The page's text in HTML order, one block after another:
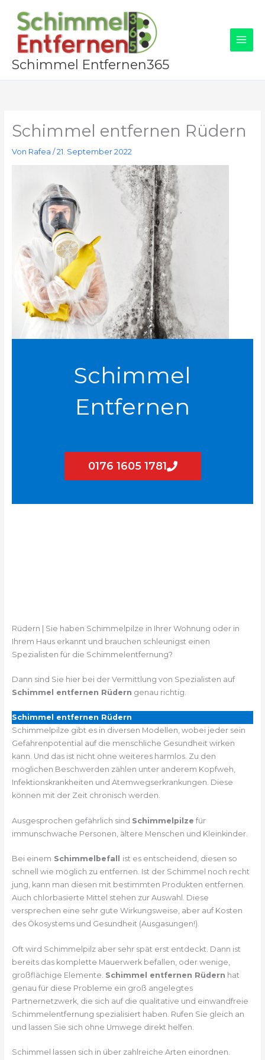
Inhalt
springen
Schimmel Entfernen365
Schimmel entfernen Rüdern
Von Rafea /21. September 2022
Schimmel
Entfernen
0176 1605 1781
Rüdern | Sie haben Schimmelpilze in Ihrer Wohnung oder in
Ihrem Haus erkannt und brauchen schleunigst einen
Spezialisten für die Schimmelentfernung?
Dann sind Sie hier bei der Vermittlung von Spezialisten auf
Schimmel entfernen Rüdern genau richtig.
Schimmel entfernen Rüdern
Schimmelpilze gibt es in diversen Modellen, wobei jeder sein
Gefahrenpotential auf die menschliche Gesundheit wirken
kann. Und das ist nicht ohne weiteres harmlos. Zu den
möglichen Beschwerden zählen unter anderem Kopfweh,
Infektionskrankheiten und Atemwegserkrankungen. Diese
können mit der Zeit chronisch werden.
Ausgesprochen gefährlich sind Schimmelpilze für
immunschwache Personen, ältere Menschen und Kleinkinder.
Bei einem Schimmelbefall ist es entscheidend, diesen so
schnell wie möglich zu entfernen. Ist der Schimmel noch recht
jung, kann man diesen mit bestimmten Produkten entfernen.
Auch chlorbasierte Mittel stehen zur Auswahl. Diese
versprechen eine sehr gute Wirkungsweise, aber auf Kosten
des Ökosystems und Gesundheit (Ausgasungen!).
Oft wird Schimmelpilz aber sehr spät erst entdeckt. Dann ist
bereits das komplette Mauerwerk befallen, oder wenige,
großflächige Elemente. Schimmel entfernen Rüdern hat
genau für diese Probleme ein groß angelegtes
Partnernetzwerk, die sich auf die qualitative und einwandfreie
Schimmelentfernung spezialisiert haben. Rufen Sie gleich an
und lassen Sie sich ohne Umwege direkt helfen.
Schimmel lassen sich in über zahlreiche Arten einordnen.